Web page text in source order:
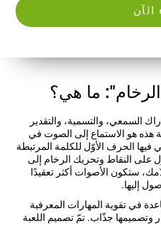
الآن
الرخام": ما هي؟
السمعي، والتسمية، والتقدير
هذه هو الاستماع إلى الصوت في
فيها الحرف الأوّل للكلمة المرتبطة
على النقاط وتحريك الرخام إلى
ستكون الأصوات أكثر تعقيدًا
إليها.
في تقوية المهارات المعرفية
وتصميمها جذّاب. تمّ تصميم اللعبة